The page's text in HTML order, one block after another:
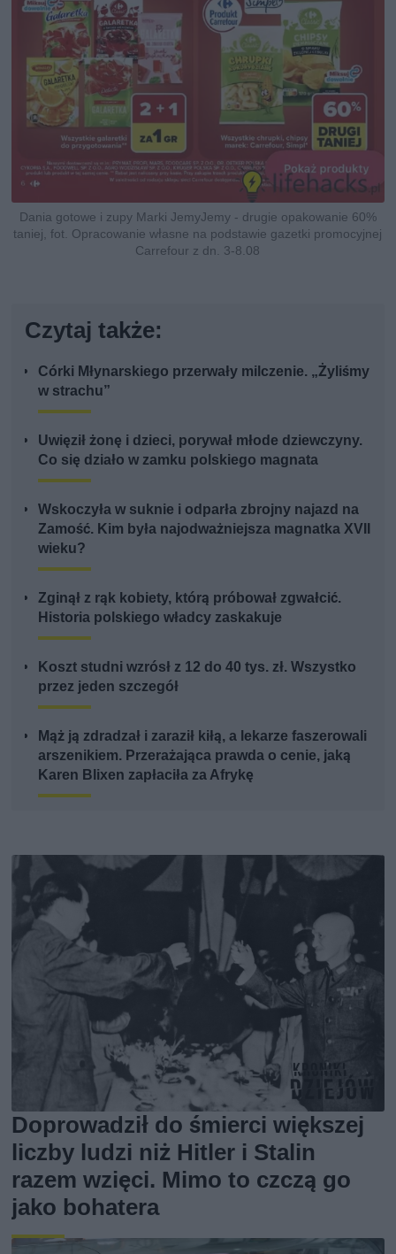
Dania gotowe i zupy Marki JemyJemy - drugie opakowanie 60%
taniej, fot. Opracowanie własne na podstawie gazetki promocyjnej
Carrefour z dn. 3-8.08
Czytaj także:
Córki Młynarskiego przerwały milczenie. „Żyliśmy
w strachu”
Uwięził żonę i dzieci, porywał młode dziewczyny.
Co się działo w zamku polskiego magnata
Wskoczyła w suknie i odparła zbrojny najazd na
Zamość. Kim była najodważniejsza magnatka XVII
wieku?
Zginął z rąk kobiety, którą próbował zgwałcić.
Historia polskiego władcy zaskakuje
Koszt studni wzrósł z 12 do 40 tys. zł. Wszystko
przez jeden szczegół
Mąż ją zdradzał i zaraził kiłą, a lekarze faszerowali
arszenikiem. Przerażająca prawda o cenie, jaką
Karen Blixen zapłaciła za Afrykę
Doprowadził do śmierci większej
liczby ludzi niż Hitler i Stalin
razem wzięci. Mimo to czczą go
jako bohatera